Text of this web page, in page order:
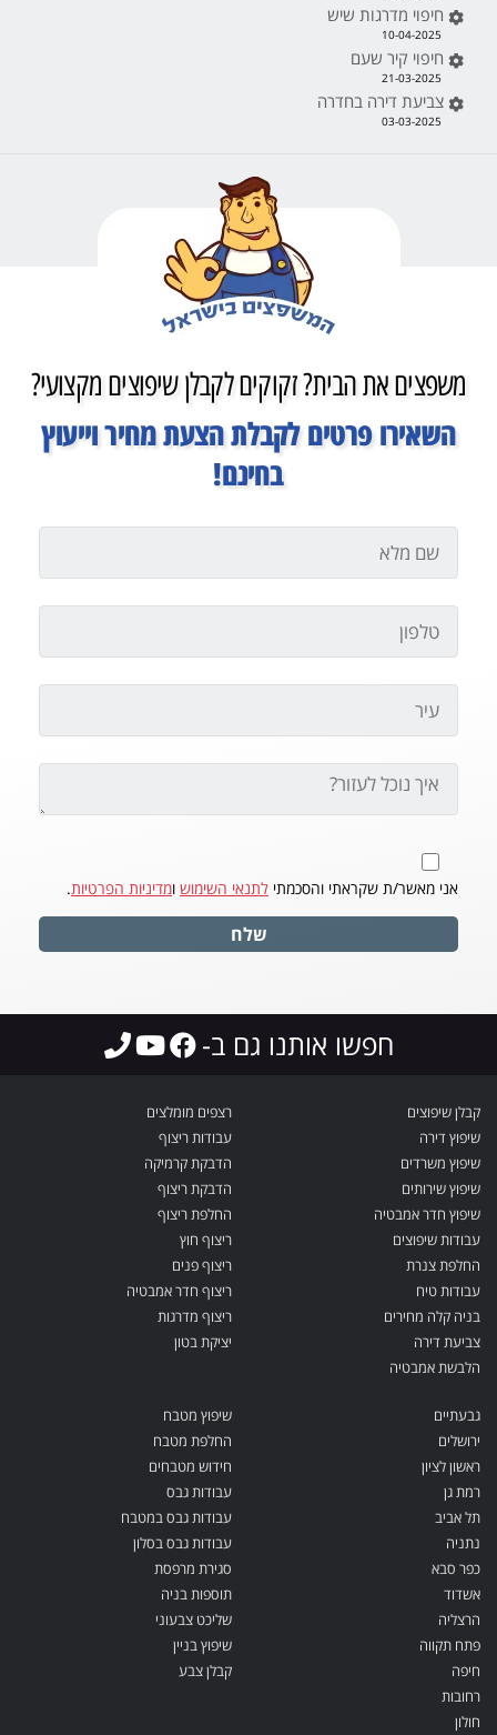
חיפוי מדרגות שיש
10-04-2025
חיפוי קיר שעם
21-03-2025
צביעת דירה בחדרה
03-03-2025
משפצים את הבית? זקוקים לקבלן שיפוצים מקצועי?
השאירו פרטים לקבלת הצעת מחיר וייעוץ
בחינם!
אני מאשר/ת שקראתי והסכמתי לתנאי השימוש ומדיניות הפרטיות.
שלח
חפשו אותנו גם ב-
קבלן שיפוצים
שיפוץ דירה
שיפוץ משרדים
שיפוץ שירותים
שיפוץ חדר אמבטיה
עבודות שיפוצים
החלפת צנרת
עבודות טיח
בניה קלה מחירים
צביעת דירה
הלבשת אמבטיה
רצפים מומלצים
עבודות ריצוף
הדבקת קרמיקה
הדבקת ריצוף
החלפת ריצוף
ריצוף חוץ
ריצוף פנים
ריצוף חדר אמבטיה
ריצוף מדרגות
יציקת בטון
גבעתיים
ירושלים
ראשון לציון
רמת גן
תל אביב
נתניה
כפר סבא
אשדוד
הרצליה
פתח תקווה
חיפה
רחובות
חולון
שיפוץ מטבח
החלפת מטבח
חידוש מטבחים
עבודות גבס
עבודות גבס במטבח
עבודות גבס בסלון
סגירת מרפסת
תוספות בניה
שליכט צבעוני
שיפוץ בניין
קבלן צבע